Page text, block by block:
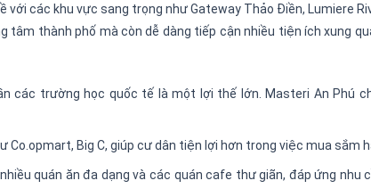
với các khu vực sang trọng như Gateway Thảo Điền, Lumiere
tâm thành phố mà còn dễ dàng tiếp cận nhiều tiện ích xung
các trường học quốc tế là một lợi thế lớn. Masteri An Phú
Co.opmart, Big C, giúp cư dân tiện lợi hơn trong việc mua sắm
quán ăn đa dạng và các quán cafe thư giãn, đáp ứng nhu